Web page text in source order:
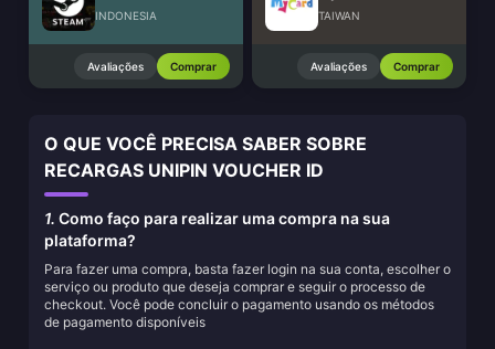
INDONESIA
Avaliações Comprar
TAIWAN
Avaliações Comprar
O QUE VOCÊ PRECISA SABER SOBRE
RECARGAS UNIPIN VOUCHER ID
1. Como faço para realizar uma compra na sua
plataforma?
Para fazer uma compra, basta fazer login na sua conta, escolher o
serviço ou produto que deseja comprar e seguir o processo de
checkout. Você pode concluir o pagamento usando os métodos
de pagamento disponíveis